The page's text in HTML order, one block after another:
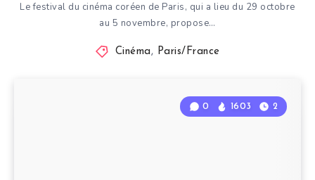
Le festival du cinéma coréen de Paris, qui a lieu du 29 octobre
au 5 novembre, propose…
Cinéma, Paris/France
0 1603 2